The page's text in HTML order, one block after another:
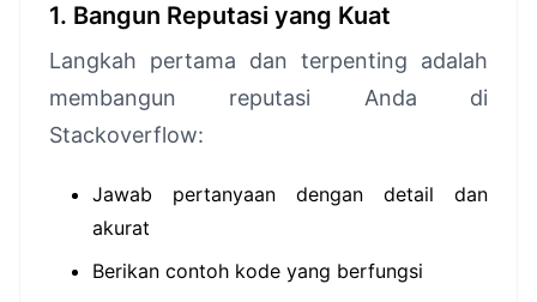
1. Bangun Reputasi yang Kuat
Langkah pertama dan terpenting adalah
membangun reputasi Anda di
Stackoverflow:
Jawab pertanyaan dengan detail dan
akurat
Berikan contoh kode yang berfungsi